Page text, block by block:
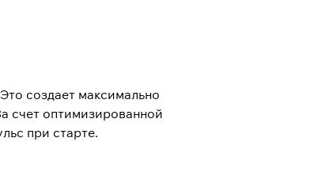
создает максимально
счет оптимизированной
при старте.